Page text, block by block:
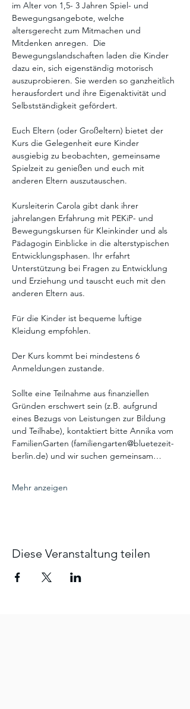
im Alter von 1,5- 3 Jahren Spiel- und
Bewegungsangebote, welche
altersgerecht zum Mitmachen und
Mitdenken anregen.  Die
Bewegungslandschaften laden die Kinder
dazu ein, sich eigenständig motorisch
auszuprobieren. Sie werden so ganzheitlich
herausfordert und ihre Eigenaktivität und
Selbstständigkeit gefördert.
Euch Eltern (oder Großeltern) bietet der
Kurs die Gelegenheit eure Kinder
ausgiebig zu beobachten, gemeinsame
Spielzeit zu genießen und euch mit
anderen Eltern auszutauschen.
Kursleiterin Carola gibt dank ihrer
jahrelangen Erfahrung mit PEKiP- und
Bewegungskursen für Kleinkinder und als
Pädagogin Einblicke in die alterstypischen
Entwicklungsphasen. Ihr erfahrt
Unterstützung bei Fragen zu Entwicklung
und Erziehung und tauscht euch mit den
anderen Eltern aus.
Für die Kinder ist bequeme luftige
Kleidung empfohlen.
Der Kurs kommt bei mindestens 6
Anmeldungen zustande.
Sollte eine Teilnahme aus finanziellen
Gründen erschwert sein (z.B. aufgrund
eines Bezugs von Leistungen zur Bildung
und Teilhabe), kontaktiert bitte Annika vom
FamilienGarten (familiengarten@bluetezeit-
berlin.de) und wir suchen gemeinsam…
Mehr anzeigen
Diese Veranstaltung teilen